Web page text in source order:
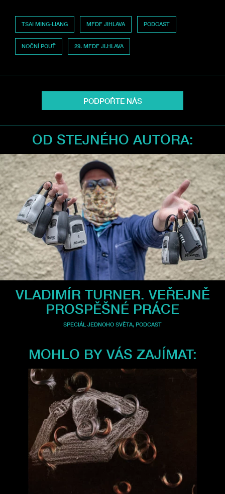
TSAI MING-LIANG MFDF JIHLAVA PODCAST
NOČNÍ POUŤ 29. MFDF JI.HLAVA
PODPOŘTE NÁS
OD STEJNÉHO AUTORA:
VLADIMÍR TURNER. VEŘEJNĚ
PROSPĚŠNÉ PRÁCE
SPECIÁL JEDNOHO SVĚTA, PODCAST
MOHLO BY VÁS ZAJÍMAT: